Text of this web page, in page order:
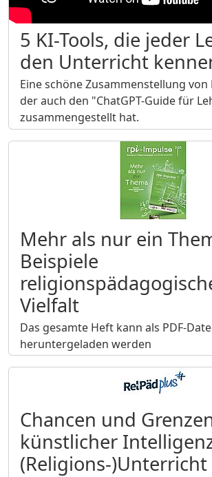
5 KI-Tools, die jeder
den Unterricht
Eine schöne Zusammenstellung von
der auch den "ChatGPT-Guide für
zusammengestellt hat.
Mehr als nur ein
Beispiele
Vielfalt
Das gesamte Heft kann als PDF-
heruntergeladen werden
Chancen und
künstlicher
(Religions-)Unterricht